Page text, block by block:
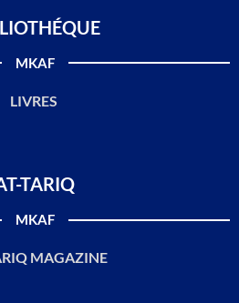
MKAF
LIVRES
TARIQ
MKAF
MAGAZINE